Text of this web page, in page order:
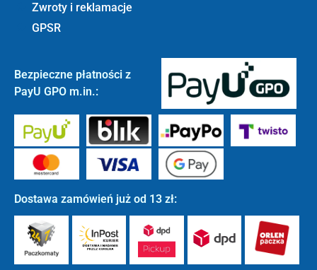
Zwroty i reklamacje
GPSR
Bezpieczne płatności z
PayU GPO m.in.:
Dostawa zamówień już od 13 zł: